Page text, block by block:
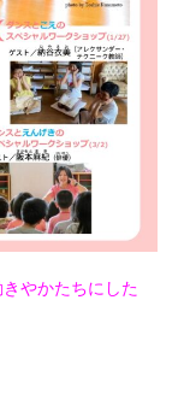
やかたちにした